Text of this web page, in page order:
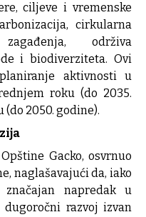
ciljeve i vremenske
cirkularna
održiva
i biodiverziteta. Ovi
aktivnosti u
roku (do 2035.
2050. godine).
Gacko, osvrnuo
naglašavajući da, iako
napredak u
dugoročni razvoj izvan